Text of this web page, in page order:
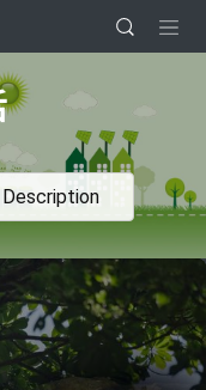
Description